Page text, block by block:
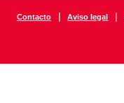
Contacto | Aviso legal |